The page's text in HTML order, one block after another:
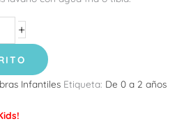
+
Infantiles Etiqueta: De 0 a 2 años